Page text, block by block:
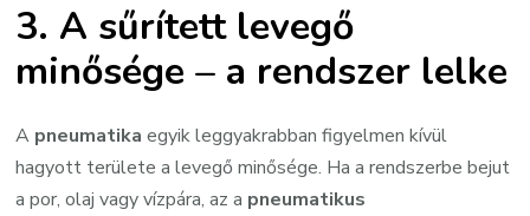
3. A sűrített levegő
minősége – a rendszer lelke
A pneumatika egyik leggyakrabban figyelmen kívül
hagyott területe a levegő minősége. Ha a rendszerbe bejut
a por, olaj vagy vízpára, az a pneumatikus